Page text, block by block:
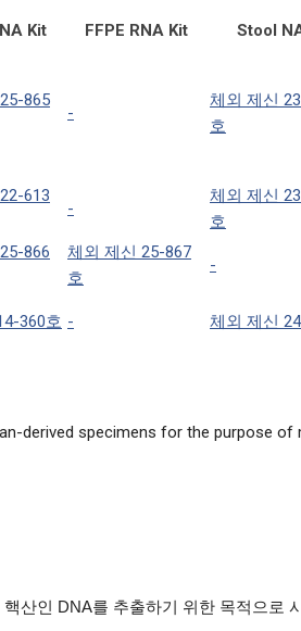
Kit FFPE RNA Kit Stool
865
-
체외 제신
호
613
-
체외 제신
호
866
체외 제신 25-867
호
-
360호 - 체외 제신
derived specimens for the purpose of
산인 DNA를 추출하기 위한 목적으로